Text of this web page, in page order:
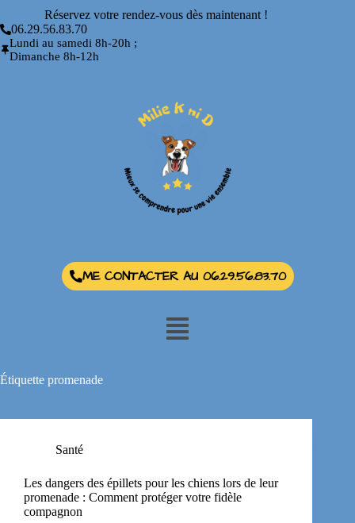
Réservez votre rendez-vous dès maintenant !
06.29.56.83.70
Lundi au samedi 8h-20h ;
Dimanche 8h-12h
ME CONTACTER AU 06.29.56.83.70
Étiquette promenade
Santé
Les dangers des épillets pour les chiens lors de leur
promenade : Comment protéger votre fidèle
compagnon